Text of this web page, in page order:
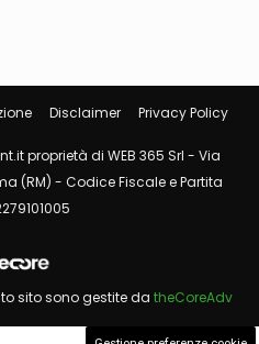
Disclaimer Privacy Policy
proprietà di WEB 365 Srl - Via
(RM) - Codice Fiscale e Partita
sito sono gestite da theCoreAdv